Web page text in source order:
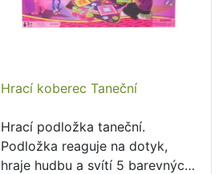
Hrací koberec Taneční
Hrací podložka taneční.
Podložka reaguje na dotyk,
hraje hudbu a svítí 5 barevných